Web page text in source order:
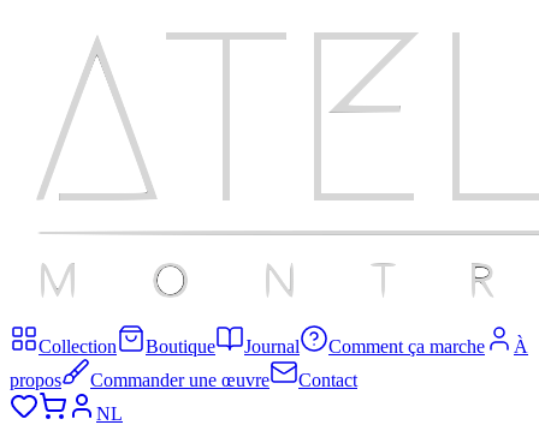
Collection Boutique Journal Comment ça marche
À
propos
Commander une œuvre
Contact
NL